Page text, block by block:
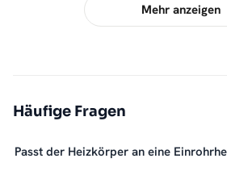
Mehr anzeigen
Häufige Fragen
Passt der Heizkörper an eine